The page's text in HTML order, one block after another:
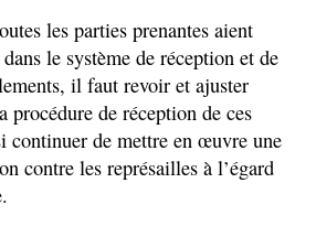
les parties prenantes aient
le système de réception et de
il faut revoir et ajuster
procédure de réception de ces
continuer de mettre en œuvre une
contre les représailles à l’égard